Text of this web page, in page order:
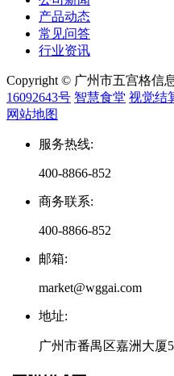
产品动态
常见问答
行业资讯
Copyright © 广州市五宫格信
16092643号 智慧食堂 视觉结
网站地图
服务热线:
400-8866-852
商务联系:
400-8866-852
邮箱:
market@wggai.com
地址:
广州市番禺区嘉洲大厦